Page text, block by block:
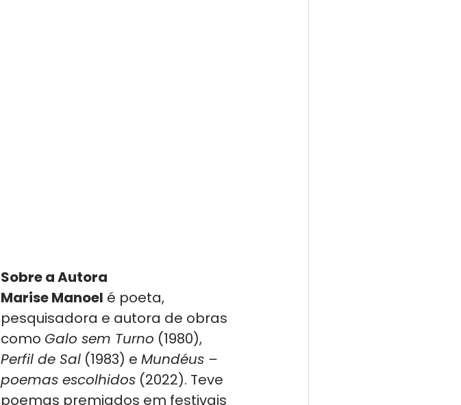
Sobre a Autora
Marise Manoel é poeta,
pesquisadora e autora de obras
como Galo sem Turno (1980),
Perfil de Sal (1983) e Mundéus –
poemas escolhidos (2022). Teve
poemas premiados em festivais